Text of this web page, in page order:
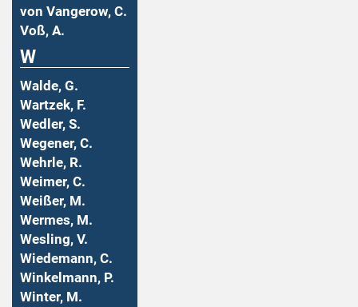
von Vangerow, C.
Voß, A.
W
Walde, G.
Wartzek, F.
Wedler, S.
Wegener, C.
Wehrle, R.
Weimer, C.
Weißer, M.
Wermes, M.
Wesling, V.
Wiedemann, C.
Winkelmann, P.
Winter, M.